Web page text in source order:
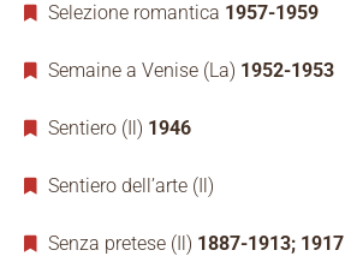
Selezione romantica 1957-1959
Semaine a Venise (La) 1952-1953
Sentiero (Il) 1946
Sentiero dell’arte (Il)
Senza pretese (Il) 1887-1913; 1917